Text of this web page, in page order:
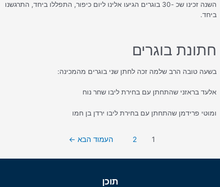
השנה זכינו שכ -30 בוגרים הגיעו אלינו ליום כיפור, התפללו ביחד, התרגשנו
ביחד.
חתונת בוגרים
בשעה טובה הרב שלמה זכה לחתן שני בוגרים מהמכינה:
אלעד בראזני שהתחתן עם בחירת ליבו שחר נוח
ומוטי פרידמן שהתחתן עם בחירת ליבו ירדן בן חמו
1
2 העמוד הבא ←
תוכן